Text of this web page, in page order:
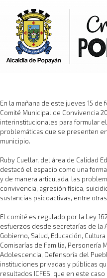
En la mañana de este jueves 15
Comité Municipal de Convivencia
interinstitucionales para formular
problemáticas que se presenten
municipio.
Ruby Cuellar, del área de Calidad
destacó el espacio como una
y de manera articulada, las
convivencia, agresión física,
sustancias psicoactivas, entre
El comité es regulado por la Ley
esfuerzos desde secretarías de la
Gobierno, Salud, Educación,
Comisarías de Familia, Personería
Adolescencia, Defensoría del
instituciones privadas y públicas
resultados ICFES, que en este